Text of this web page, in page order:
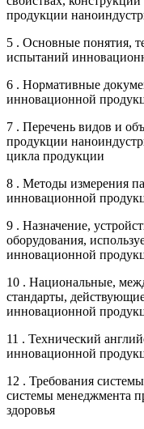
продукции
5 . Основные понятия,
испытаний
6 . Нормативные
инновационной
7 . Перечень видов и
продукции
цикла продукции
8 . Методы измерения
инновационной
9 . Назначение,
оборудования,
инновационной
10 . Национальные,
стандарты,
инновационной
11 . Технический
инновационной
12 . Требования
системы менеджмента
здоровья